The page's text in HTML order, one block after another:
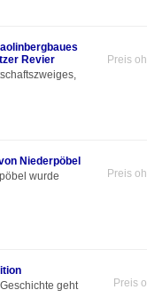
Preis
Revier
Preis
Niederpöbel
wurde
Preis
geht